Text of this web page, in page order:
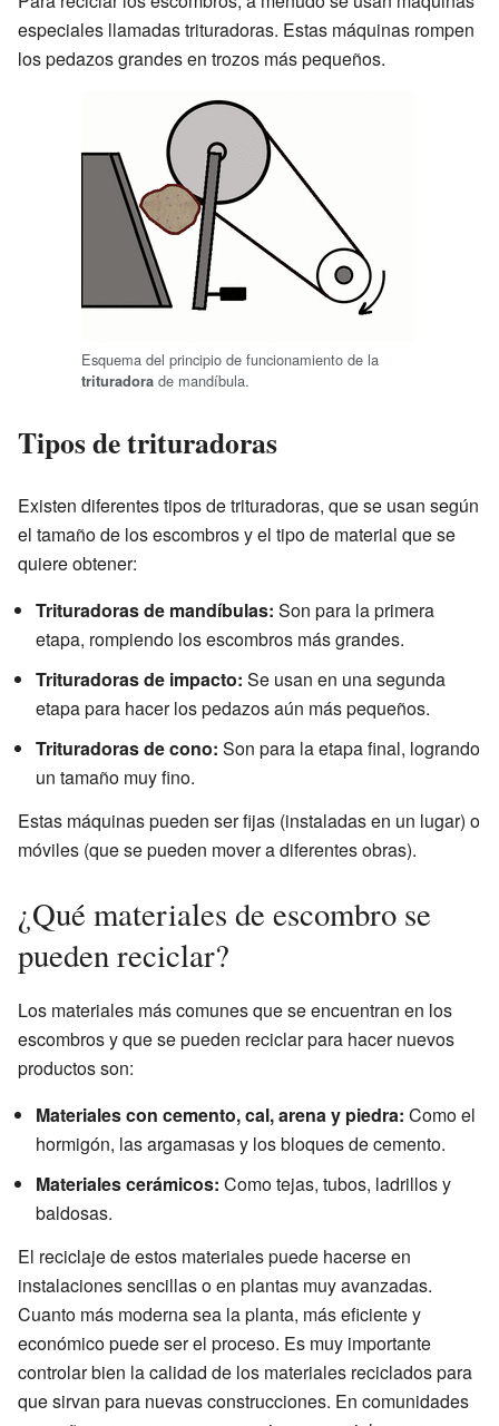
especiales llamadas trituradoras. Estas máquinas rompen
los pedazos grandes en trozos más pequeños.
Esquema del principio de funcionamiento de la
trituradora de mandíbula.
Tipos de trituradoras
Existen diferentes tipos de trituradoras, que se usan según
el tamaño de los escombros y el tipo de material que se
quiere obtener:
Trituradoras de mandíbulas: Son para la primera
etapa, rompiendo los escombros más grandes.
Trituradoras de impacto: Se usan en una segunda
etapa para hacer los pedazos aún más pequeños.
Trituradoras de cono: Son para la etapa final, logrando
un tamaño muy fino.
Estas máquinas pueden ser fijas (instaladas en un lugar) o
móviles (que se pueden mover a diferentes obras).
¿Qué materiales de escombro se
pueden reciclar?
Los materiales más comunes que se encuentran en los
escombros y que se pueden reciclar para hacer nuevos
productos son:
Materiales con cemento, cal, arena y piedra: Como el
hormigón, las argamasas y los bloques de cemento.
Materiales cerámicos: Como tejas, tubos, ladrillos y
baldosas.
El reciclaje de estos materiales puede hacerse en
instalaciones sencillas o en plantas muy avanzadas.
Cuanto más moderna sea la planta, más eficiente y
económico puede ser el proceso. Es muy importante
controlar bien la calidad de los materiales reciclados para
que sirvan para nuevas construcciones. En comunidades